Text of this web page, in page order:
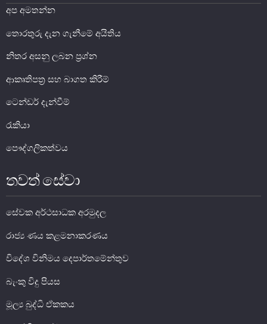
මුදල් ප්‍රතිපත්තිය
මූල්‍ය පද්ධතිය
ප්‍රධාන කාර්යයන්
බැංකු අංශය
බැංකු නො වන මූල්‍ය හා කල්බදු අංශය
ප්‍රාථමික අලෙවිකරුවන්
බලපත්‍රලාභී මුදල් තැරැව්කරුවන්
සාර්ව විචක්ෂණ අවේක්ෂණය
තිරසාර මූල්‍ය
නිරාකරණය
අප අමතන්න
තොරතුරු දැන ගැනීමේ අයිතිය
නිතර අසනු ලබන ප්‍රශ්න
ආකෘතිපත්‍ර සහ බාගත කිරීම්
ටෙන්ඩර් දැන්වීම්
රැකියා
පෞද්ගලිකත්වය
තවත් සේවා
සේවක අර්ථසාධක අරමුදල
රාජ්‍ය ණය කළමනාකරණය
විදේශ විනිමය දෙපාර්තමේන්තුව
බැංකු විදු පියස
මූල්‍ය බුද්ධි ඒකකය